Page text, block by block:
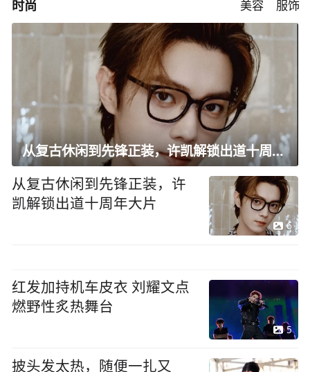
时尚 美容 服饰
从复古休闲到先锋正装，许凯解锁出道十周年大片
从复古休闲到先锋正装，许
凯解锁出道十周年大片
6
红发加持机车皮衣 刘耀文点
燃野性炙热舞台
5
披头发太热，随便一扎又